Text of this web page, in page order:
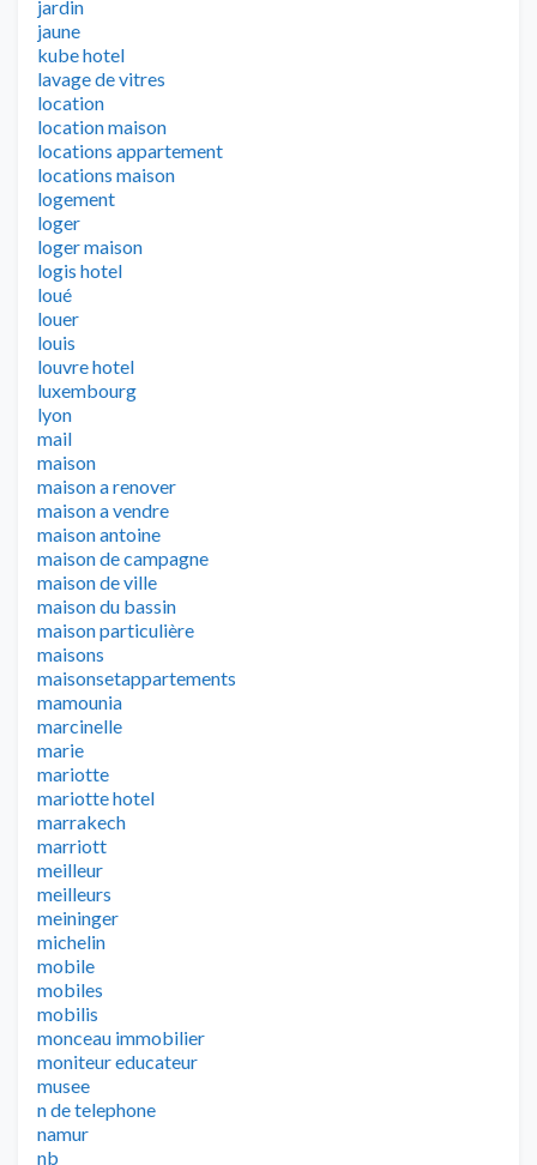
jardin
jaune
kube hotel
lavage de vitres
location
location maison
locations appartement
locations maison
logement
loger
loger maison
logis hotel
loué
louer
louis
louvre hotel
luxembourg
lyon
mail
maison
maison a renover
maison a vendre
maison antoine
maison de campagne
maison de ville
maison du bassin
maison particulière
maisons
maisonsetappartements
mamounia
marcinelle
marie
mariotte
mariotte hotel
marrakech
marriott
meilleur
meilleurs
meininger
michelin
mobile
mobiles
mobilis
monceau immobilier
moniteur educateur
musee
n de telephone
namur
nb